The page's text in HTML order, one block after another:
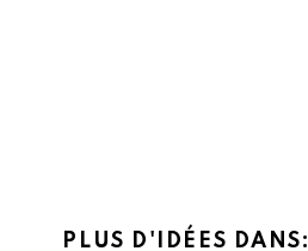
PLUS D'IDÉES DANS: